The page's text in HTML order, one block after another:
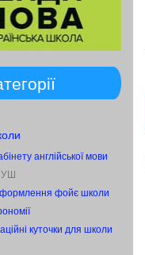
англійської мови
фойє школи
куточки для школи